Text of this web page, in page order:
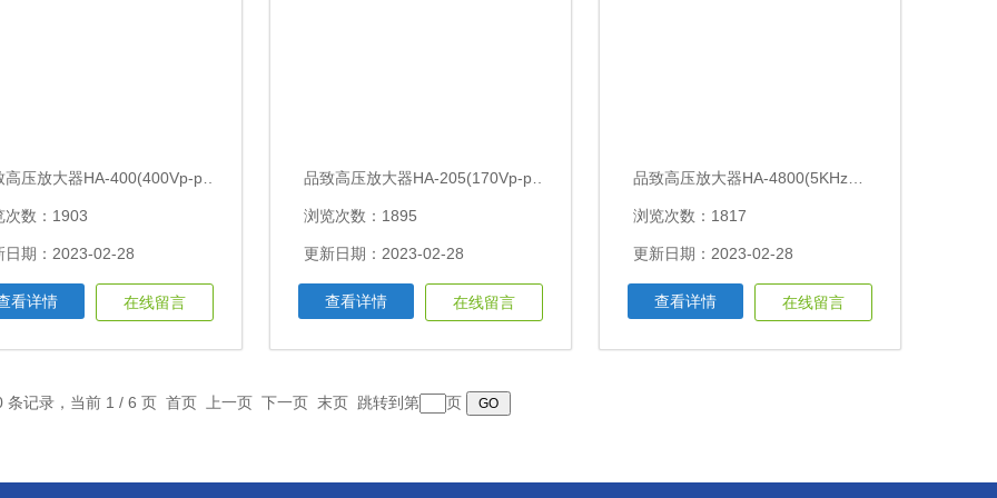
次数：1903
日期：2023-02-28
看详情 在线留言
浏览次数：1895
更新日期：2023-02-28
查看详情 在线留言
浏览次数：1817
更新日期：2023-02-28
查看详情 在线留言
条记录，当前 1 / 6 页 首页 上一页 下一页 末页 跳转到第 页